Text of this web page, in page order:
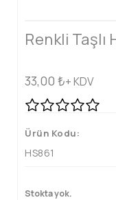
Renkli Taşlı
33,00 ₺+ KDV
Ürün Kodu:
HS861
Stokta yok.